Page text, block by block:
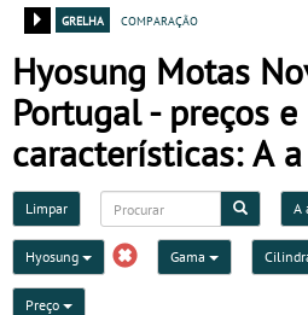
grelha
comparação
Hyosung Motas
Portugal - preços e
características: A
Limpar A
Hyosung Gama
Preço